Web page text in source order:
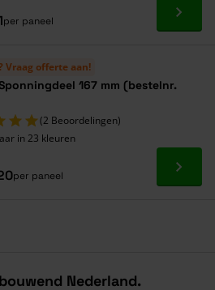
per paneel Ga
Vraag offerte aan!
167 mm (bestelnr.
(2 Beoordelingen)
in 23 kleuren
per paneel Ga
Nederland.